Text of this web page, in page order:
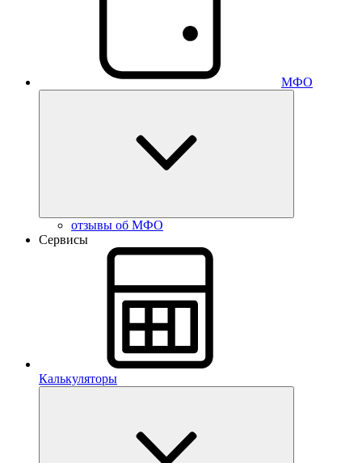
МФО
отзывы об МФО
Сервисы
Калькуляторы